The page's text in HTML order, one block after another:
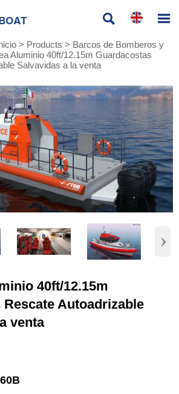
 
> Products > Barcos de Bomberos y
Aluminio 40ft/12.15m Guardacostas
Salvavidas a la venta
›
40ft/12.15m
Autoadrizable
venta